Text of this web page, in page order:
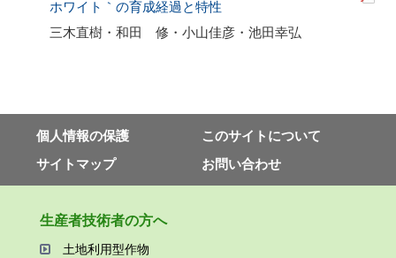
ホワイト｀の育成経過と特性
三木直樹・和田 修・小山佳彦・池田幸弘
個⼈情報の保護
このサイトについて
サイトマップ
お問い合わせ
⽣産者技術者の⽅へ
⼟地利⽤型作物